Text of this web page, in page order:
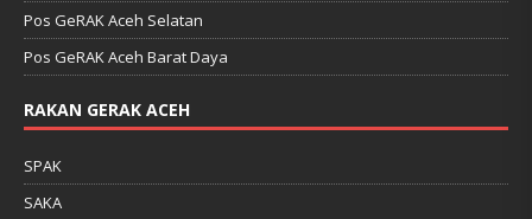
Pos GeRAK Aceh Selatan
Pos GeRAK Aceh Barat Daya
RAKAN GERAK ACEH
SPAK
SAKA